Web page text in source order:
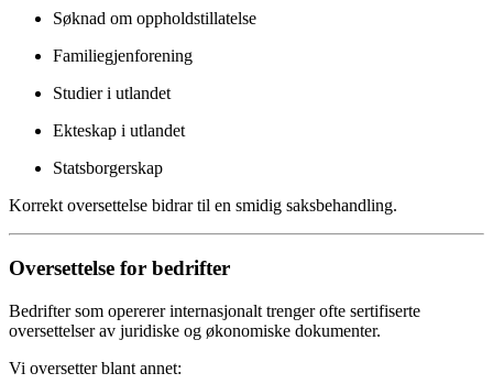
Søknad om oppholdstillatelse
Familiegjenforening
Studier i utlandet
Ekteskap i utlandet
Statsborgerskap
Korrekt oversettelse bidrar til en smidig saksbehandling.
Oversettelse for bedrifter
Bedrifter som opererer internasjonalt trenger ofte sertifiserte
oversettelser av juridiske og økonomiske dokumenter.
Vi oversetter blant annet: